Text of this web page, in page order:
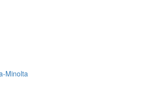
Minolta